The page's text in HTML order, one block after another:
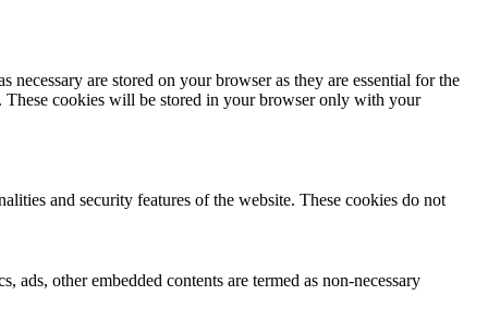
are stored on your browser as they are essential for the
These cookies will be stored in your browser only with your
and security features of the website. These cookies do not
other embedded contents are termed as non-necessary